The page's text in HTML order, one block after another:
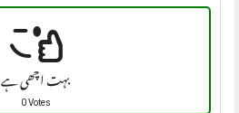
بہت اچھی ہے
0 Votes